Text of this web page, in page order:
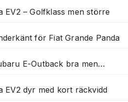
EV2 – Golfklass men större
för Fiat Grande Panda
E-Outback bra men…
EV2 dyr med kort räckvidd